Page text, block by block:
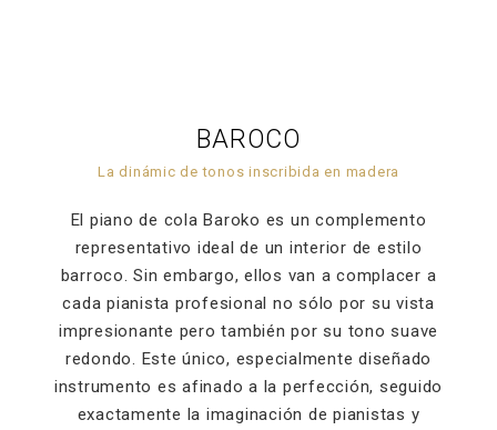
BAROCO
La dinámic de tonos inscribida en madera
El piano de cola Baroko es un complemento
representativo ideal de un interior de estilo
barroco. Sin embargo, ellos van a complacer a
cada pianista profesional no sólo por su vista
impresionante pero también por su tono suave
redondo. Este único, especialmente diseñado
instrumento es afinado a la perfección, seguido
exactamente la imaginación de pianistas y